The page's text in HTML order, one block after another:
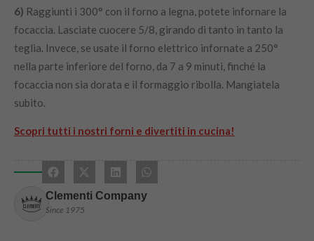
Clementi Company
Since 1975
6) Raggiunti i 300° con il forno a legna, potete infornare la
focaccia. Lasciate cuocere 5/8, girando di tanto in tanto la
teglia. Invece, se usate il forno elettrico infornate a 250°
nella parte inferiore del forno, da 7 a 9 minuti, finché la
focaccia non sia dorata e il formaggio ribolla. Mangiatela
subito.
Scopri tutti i nostri forni e divertiti in cucina!